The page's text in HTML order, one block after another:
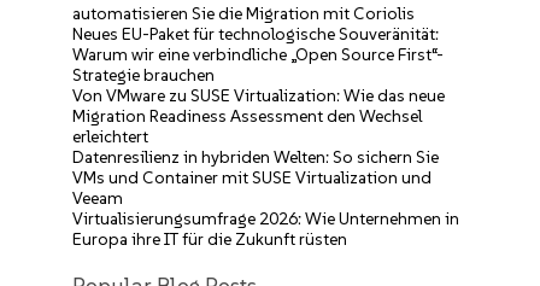
automatisieren Sie die Migration mit Coriolis
Neues EU-Paket für technologische Souveränität:
Warum wir eine verbindliche „Open Source First“-
Strategie brauchen
Von VMware zu SUSE Virtualization: Wie das neue
Migration Readiness Assessment den Wechsel
erleichtert
Datenresilienz in hybriden Welten: So sichern Sie
VMs und Container mit SUSE Virtualization und
Veeam
Virtualisierungsumfrage 2026: Wie Unternehmen in
Europa ihre IT für die Zukunft rüsten